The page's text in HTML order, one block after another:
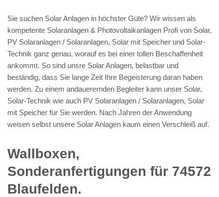
Sie suchen Solar Anlagen in höchster Güte? Wir wissen als
kompetente Solaranlagen & Photovoltaikanlagen Profi von Solar,
PV Solaranlagen / Solaranlagen, Solar mit Speicher und Solar-
Technik ganz genau, worauf es bei einer tollen Beschaffenheit
ankommt. So sind unsre Solar Anlagen, belastbar und
beständig, dass Sie lange Zeit Ihre Begeisterung daran haben
werden. Zu einem andauerernden Begleiter kann unser Solar,
Solar-Technik wie auch PV Solaranlagen / Solaranlagen, Solar
mit Speicher für Sie werden. Nach Jahren der Anwendung
weisen selbst unsere Solar Anlagen kaum einen Verschleiß auf.
Wallboxen,
Sonderanfertigungen für 74572
Blaufelden.